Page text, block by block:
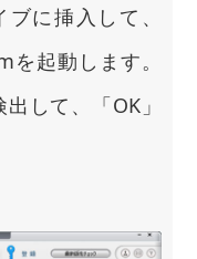
に挿入して、
起動します。
して、「OK」